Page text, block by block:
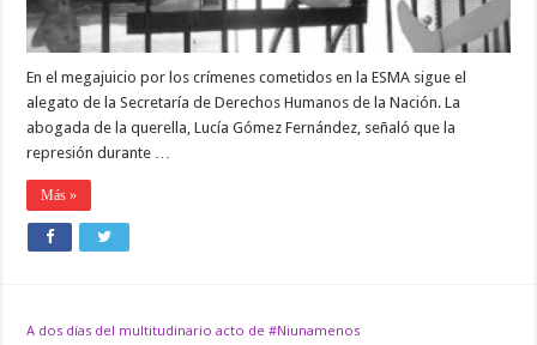
En el megajuicio por los crímenes cometidos en la ESMA sigue el
alegato de la Secretaría de Derechos Humanos de la Nación. La
abogada de la querella, Lucía Gómez Fernández, señaló que la
represión durante …
Más »
A dos días del multitudinario acto de #Niunamenos